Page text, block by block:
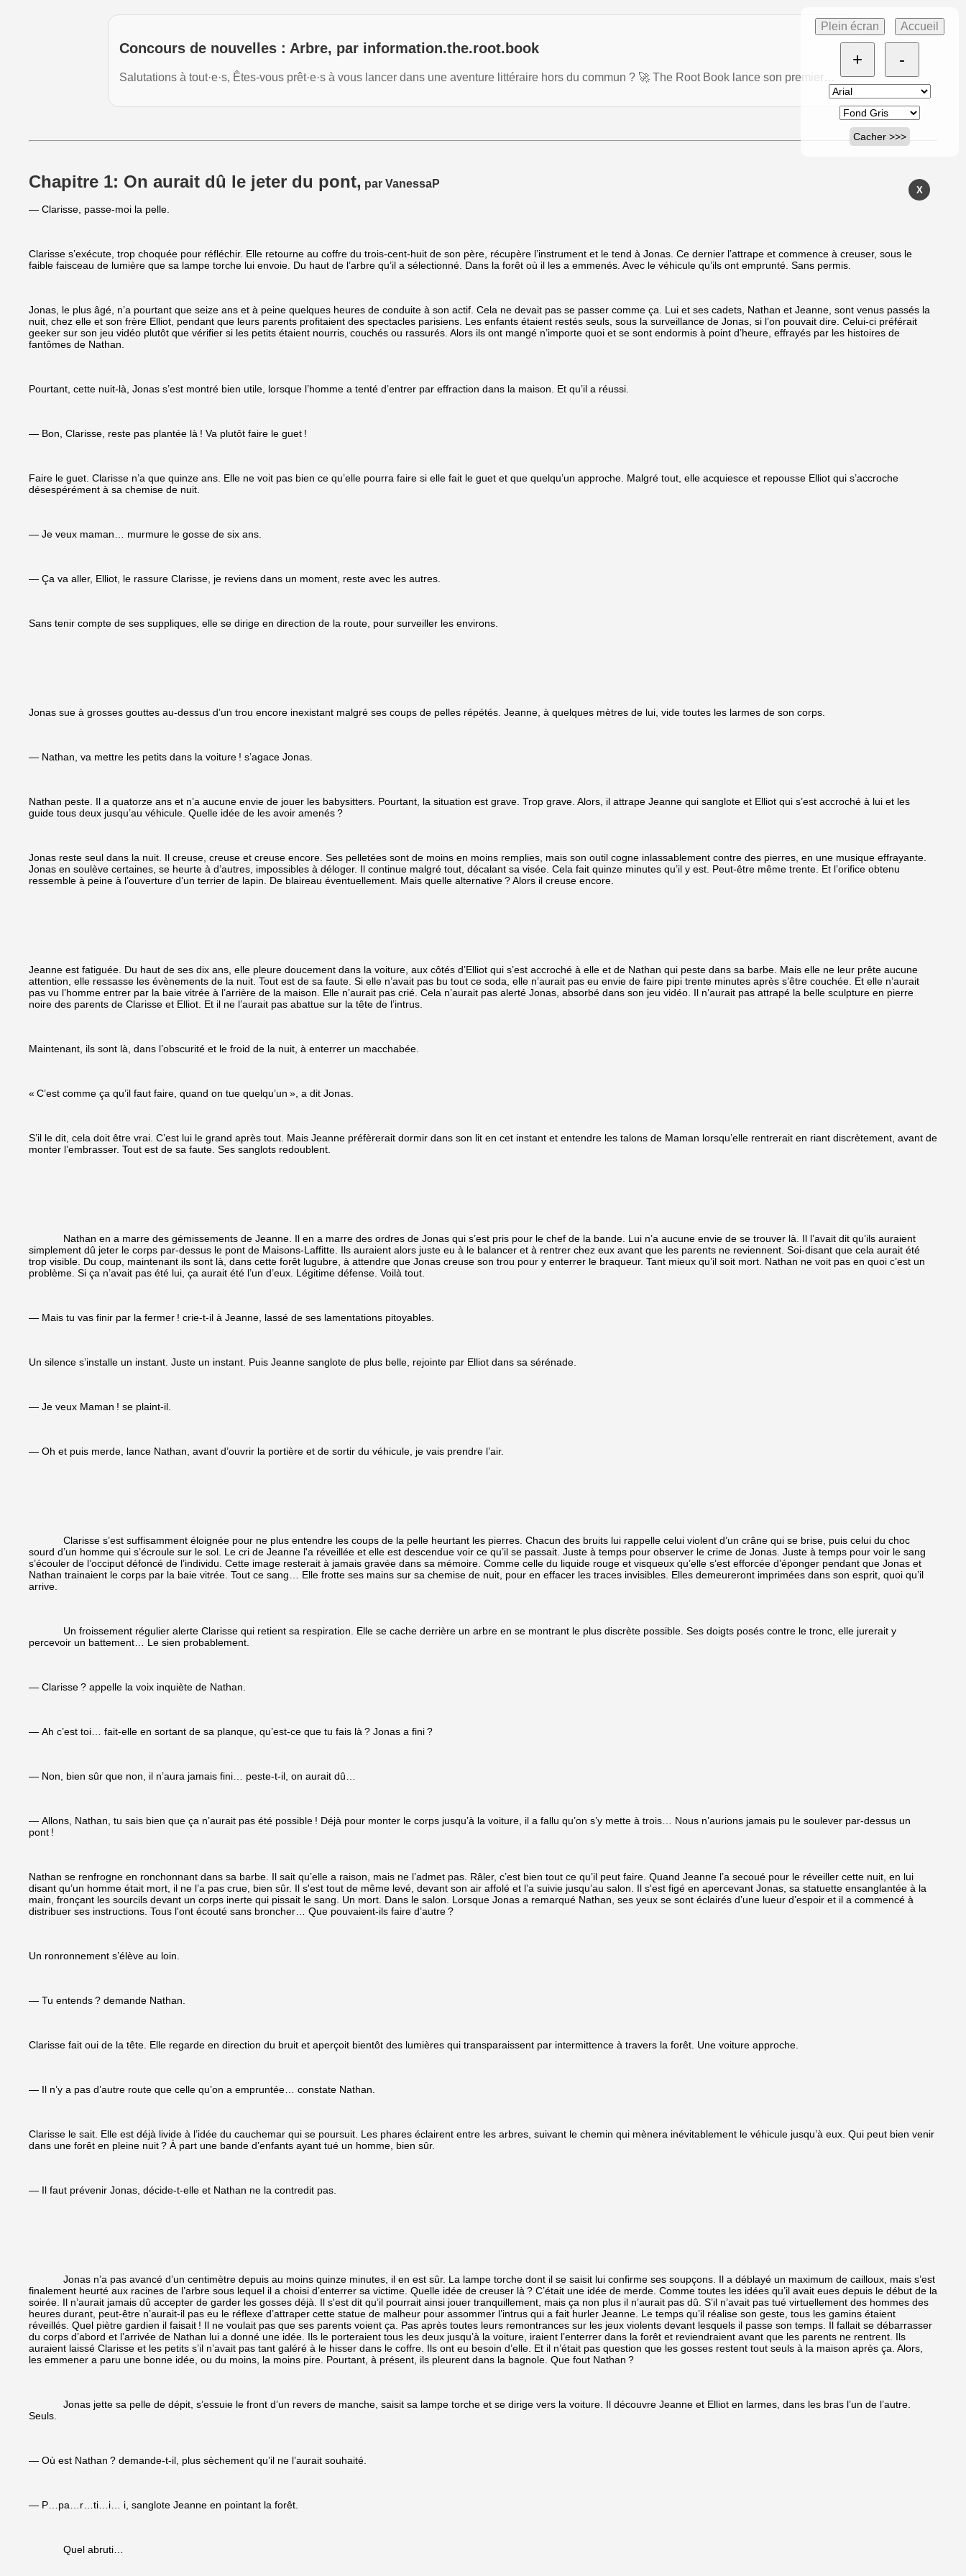
Plein écran Accueil
+ -
Cacher >>>
Concours de nouvelles : Arbre, par information.the.root.book
Salutations à tout·e·s, Êtes-vous prêt·e·s à vous lancer dans une aventure littéraire hors du commun ? 🚀 The Root Book lance son premier…
X
Chapitre 1: On aurait dû le jeter du pont, par VanessaP
— Clarisse, passe-moi la pelle.
Clarisse s’exécute, trop choquée pour réfléchir. Elle retourne au coffre du trois-cent-huit de son père, récupère l’instrument et le tend à Jonas. Ce dernier l’attrape et commence à creuser, sous le
faible faisceau de lumière que sa lampe torche lui envoie. Du haut de l’arbre qu’il a sélectionné. Dans la forêt où il les a emmenés. Avec le véhicule qu’ils ont emprunté. Sans permis.
Jonas, le plus âgé, n’a pourtant que seize ans et à peine quelques heures de conduite à son actif. Cela ne devait pas se passer comme ça. Lui et ses cadets, Nathan et Jeanne, sont venus passés la
nuit, chez elle et son frère Elliot, pendant que leurs parents profitaient des spectacles parisiens. Les enfants étaient restés seuls, sous la surveillance de Jonas, si l’on pouvait dire. Celui-ci préférait
geeker sur son jeu vidéo plutôt que vérifier si les petits étaient nourris, couchés ou rassurés. Alors ils ont mangé n’importe quoi et se sont endormis à point d’heure, effrayés par les histoires de
fantômes de Nathan.
Pourtant, cette nuit-là, Jonas s’est montré bien utile, lorsque l’homme a tenté d’entrer par effraction dans la maison. Et qu’il a réussi.
— Bon, Clarisse, reste pas plantée là ! Va plutôt faire le guet !
Faire le guet. Clarisse n’a que quinze ans. Elle ne voit pas bien ce qu’elle pourra faire si elle fait le guet et que quelqu’un approche. Malgré tout, elle acquiesce et repousse Elliot qui s’accroche
désespérément à sa chemise de nuit.
— Je veux maman… murmure le gosse de six ans.
— Ça va aller, Elliot, le rassure Clarisse, je reviens dans un moment, reste avec les autres.
Sans tenir compte de ses suppliques, elle se dirige en direction de la route, pour surveiller les environs.
Jonas sue à grosses gouttes au-dessus d’un trou encore inexistant malgré ses coups de pelles répétés. Jeanne, à quelques mètres de lui, vide toutes les larmes de son corps.
— Nathan, va mettre les petits dans la voiture ! s’agace Jonas.
Nathan peste. Il a quatorze ans et n’a aucune envie de jouer les babysitters. Pourtant, la situation est grave. Trop grave. Alors, il attrape Jeanne qui sanglote et Elliot qui s’est accroché à lui et les
guide tous deux jusqu’au véhicule. Quelle idée de les avoir amenés ?
Jonas reste seul dans la nuit. Il creuse, creuse et creuse encore. Ses pelletées sont de moins en moins remplies, mais son outil cogne inlassablement contre des pierres, en une musique effrayante.
Jonas en soulève certaines, se heurte à d’autres, impossibles à déloger. Il continue malgré tout, décalant sa visée. Cela fait quinze minutes qu’il y est. Peut-être même trente. Et l’orifice obtenu
ressemble à peine à l’ouverture d’un terrier de lapin. De blaireau éventuellement. Mais quelle alternative ? Alors il creuse encore.
Jeanne est fatiguée. Du haut de ses dix ans, elle pleure doucement dans la voiture, aux côtés d’Elliot qui s’est accroché à elle et de Nathan qui peste dans sa barbe. Mais elle ne leur prête aucune
attention, elle ressasse les évènements de la nuit. Tout est de sa faute. Si elle n’avait pas bu tout ce soda, elle n’aurait pas eu envie de faire pipi trente minutes après s’être couchée. Et elle n’aurait
pas vu l’homme entrer par la baie vitrée à l’arrière de la maison. Elle n’aurait pas crié. Cela n’aurait pas alerté Jonas, absorbé dans son jeu vidéo. Il n’aurait pas attrapé la belle sculpture en pierre
noire des parents de Clarisse et Elliot. Et il ne l’aurait pas abattue sur la tête de l’intrus.
Maintenant, ils sont là, dans l’obscurité et le froid de la nuit, à enterrer un macchabée.
« C’est comme ça qu’il faut faire, quand on tue quelqu’un », a dit Jonas.
S’il le dit, cela doit être vrai. C’est lui le grand après tout. Mais Jeanne préfèrerait dormir dans son lit en cet instant et entendre les talons de Maman lorsqu’elle rentrerait en riant discrètement, avant de
monter l’embrasser. Tout est de sa faute. Ses sanglots redoublent.
Nathan en a marre des gémissements de Jeanne. Il en a marre des ordres de Jonas qui s’est pris pour le chef de la bande. Lui n’a aucune envie de se trouver là. Il l’avait dit qu’ils auraient
simplement dû jeter le corps par-dessus le pont de Maisons-Laffitte. Ils auraient alors juste eu à le balancer et à rentrer chez eux avant que les parents ne reviennent. Soi-disant que cela aurait été
trop visible. Du coup, maintenant ils sont là, dans cette forêt lugubre, à attendre que Jonas creuse son trou pour y enterrer le braqueur. Tant mieux qu’il soit mort. Nathan ne voit pas en quoi c’est un
problème. Si ça n’avait pas été lui, ça aurait été l’un d’eux. Légitime défense. Voilà tout.
— Mais tu vas finir par la fermer ! crie-t-il à Jeanne, lassé de ses lamentations pitoyables.
Un silence s’installe un instant. Juste un instant. Puis Jeanne sanglote de plus belle, rejointe par Elliot dans sa sérénade.
— Je veux Maman ! se plaint-il.
— Oh et puis merde, lance Nathan, avant d’ouvrir la portière et de sortir du véhicule, je vais prendre l’air.
Clarisse s’est suffisamment éloignée pour ne plus entendre les coups de la pelle heurtant les pierres. Chacun des bruits lui rappelle celui violent d’un crâne qui se brise, puis celui du choc
sourd d’un homme qui s’écroule sur le sol. Le cri de Jeanne l'a réveillée et elle est descendue voir ce qu’il se passait. Juste à temps pour observer le crime de Jonas. Juste à temps pour voir le sang
s’écouler de l’occiput défoncé de l’individu. Cette image resterait à jamais gravée dans sa mémoire. Comme celle du liquide rouge et visqueux qu’elle s’est efforcée d’éponger pendant que Jonas et
Nathan trainaient le corps par la baie vitrée. Tout ce sang… Elle frotte ses mains sur sa chemise de nuit, pour en effacer les traces invisibles. Elles demeureront imprimées dans son esprit, quoi qu’il
arrive.
Un froissement régulier alerte Clarisse qui retient sa respiration. Elle se cache derrière un arbre en se montrant le plus discrète possible. Ses doigts posés contre le tronc, elle jurerait y
percevoir un battement… Le sien probablement.
— Clarisse ? appelle la voix inquiète de Nathan.
— Ah c’est toi… fait-elle en sortant de sa planque, qu’est-ce que tu fais là ? Jonas a fini ?
— Non, bien sûr que non, il n’aura jamais fini… peste-t-il, on aurait dû…
— Allons, Nathan, tu sais bien que ça n’aurait pas été possible ! Déjà pour monter le corps jusqu’à la voiture, il a fallu qu’on s’y mette à trois… Nous n’aurions jamais pu le soulever par-dessus un
pont !
Nathan se renfrogne en ronchonnant dans sa barbe. Il sait qu’elle a raison, mais ne l’admet pas. Râler, c’est bien tout ce qu’il peut faire. Quand Jeanne l’a secoué pour le réveiller cette nuit, en lui
disant qu’un homme était mort, il ne l’a pas crue, bien sûr. Il s'est tout de même levé, devant son air affolé et l’a suivie jusqu’au salon. Il s'est figé en apercevant Jonas, sa statuette ensanglantée à la
main, fronçant les sourcils devant un corps inerte qui pissait le sang. Un mort. Dans le salon. Lorsque Jonas a remarqué Nathan, ses yeux se sont éclairés d’une lueur d’espoir et il a commencé à
distribuer ses instructions. Tous l'ont écouté sans broncher… Que pouvaient-ils faire d’autre ?
Un ronronnement s’élève au loin.
— Tu entends ? demande Nathan.
Clarisse fait oui de la tête. Elle regarde en direction du bruit et aperçoit bientôt des lumières qui transparaissent par intermittence à travers la forêt. Une voiture approche.
— Il n’y a pas d’autre route que celle qu’on a empruntée… constate Nathan.
Clarisse le sait. Elle est déjà livide à l’idée du cauchemar qui se poursuit. Les phares éclairent entre les arbres, suivant le chemin qui mènera inévitablement le véhicule jusqu’à eux. Qui peut bien venir
dans une forêt en pleine nuit ? À part une bande d’enfants ayant tué un homme, bien sûr.
— Il faut prévenir Jonas, décide-t-elle et Nathan ne la contredit pas.
Jonas n’a pas avancé d’un centimètre depuis au moins quinze minutes, il en est sûr. La lampe torche dont il se saisit lui confirme ses soupçons. Il a déblayé un maximum de cailloux, mais s’est
finalement heurté aux racines de l’arbre sous lequel il a choisi d’enterrer sa victime. Quelle idée de creuser là ? C’était une idée de merde. Comme toutes les idées qu’il avait eues depuis le début de la
soirée. Il n’aurait jamais dû accepter de garder les gosses déjà. Il s'est dit qu’il pourrait ainsi jouer tranquillement, mais ça non plus il n’aurait pas dû. S’il n’avait pas tué virtuellement des hommes des
heures durant, peut-être n’aurait-il pas eu le réflexe d’attraper cette statue de malheur pour assommer l’intrus qui a fait hurler Jeanne. Le temps qu’il réalise son geste, tous les gamins étaient
réveillés. Quel piètre gardien il faisait ! Il ne voulait pas que ses parents voient ça. Pas après toutes leurs remontrances sur les jeux violents devant lesquels il passe son temps. Il fallait se débarrasser
du corps d’abord et l’arrivée de Nathan lui a donné une idée. Ils le porteraient tous les deux jusqu’à la voiture, iraient l’enterrer dans la forêt et reviendraient avant que les parents ne rentrent. Ils
auraient laissé Clarisse et les petits s’il n’avait pas tant galéré à le hisser dans le coffre. Ils ont eu besoin d’elle. Et il n’était pas question que les gosses restent tout seuls à la maison après ça. Alors,
les emmener a paru une bonne idée, ou du moins, la moins pire. Pourtant, à présent, ils pleurent dans la bagnole. Que fout Nathan ?
Jonas jette sa pelle de dépit, s’essuie le front d’un revers de manche, saisit sa lampe torche et se dirige vers la voiture. Il découvre Jeanne et Elliot en larmes, dans les bras l’un de l’autre.
Seuls.
— Où est Nathan ? demande-t-il, plus sèchement qu’il ne l’aurait souhaité.
— P…pa…r…ti…i… i, sanglote Jeanne en pointant la forêt.
Quel abruti…